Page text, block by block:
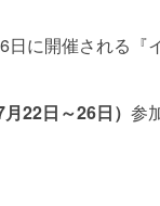
に開催される『
22日～26日） 参